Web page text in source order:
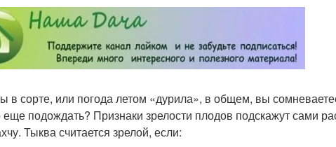
в сорте, или погода летом «дурила», в общем, вы
подождать? Признаки зрелости плодов подскажут сами
Тыква считается зрелой, если: